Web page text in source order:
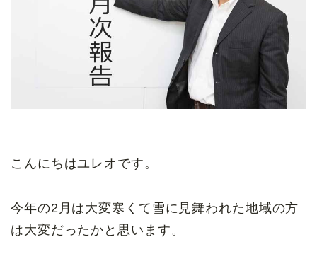
こんにちはユレオです。
今年の2月は大変寒くて雪に見舞われた地域の方
は大変だったかと思います。